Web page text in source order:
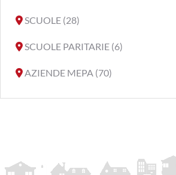
SCUOLE (28)
SCUOLE PARITARIE (6)
AZIENDE MEPA (70)